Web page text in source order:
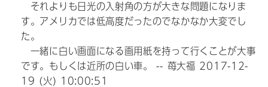
それよりも日光の入射角の方が大きな問題になりま
す。アメリカでは低高度だったのでなかなか大変でし
た。
一緒に白い画面になる画用紙を持って行くことが大事
です。もしくは近所の白い車。 -- 苺大福 2017-12-
19 (火) 10:00:51